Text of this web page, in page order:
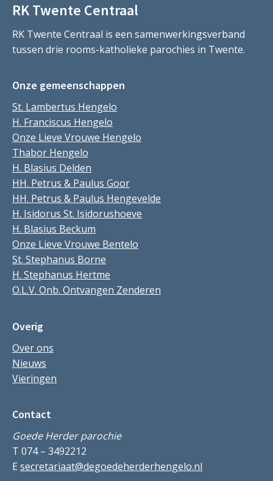
RK Twente Centraal
RK Twente Centraal is een samenwerkingsverband
tussen drie rooms-katholieke parochies in Twente.
Onze gemeenschappen
St. Lambertus Hengelo
H. Franciscus Hengelo
Onze Lieve Vrouwe Hengelo
Thabor Hengelo
H. Blasius Delden
HH. Petrus & Paulus Goor
HH. Petrus & Paulus Hengevelde
H. Isidorus St. Isidorushoeve
H. Blasius Beckum
Onze Lieve Vrouwe Bentelo
St. Stephanus Borne
H. Stephanus Hertme
O.L.V. Onb. Ontvangen Zenderen
Overig
Over ons
Nieuws
Vieringen
Contact
Goede Herder parochie
T 074 – 3492212
E secretariaat@degoedeherderhengelo.nl